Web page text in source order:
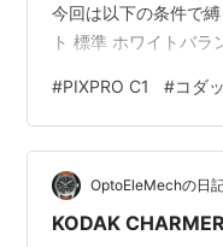
今回は以下の条件で
ト 標準 ホワイトバ
#PIXPRO C1 #コダ
OptoEleMechの日
KODAK